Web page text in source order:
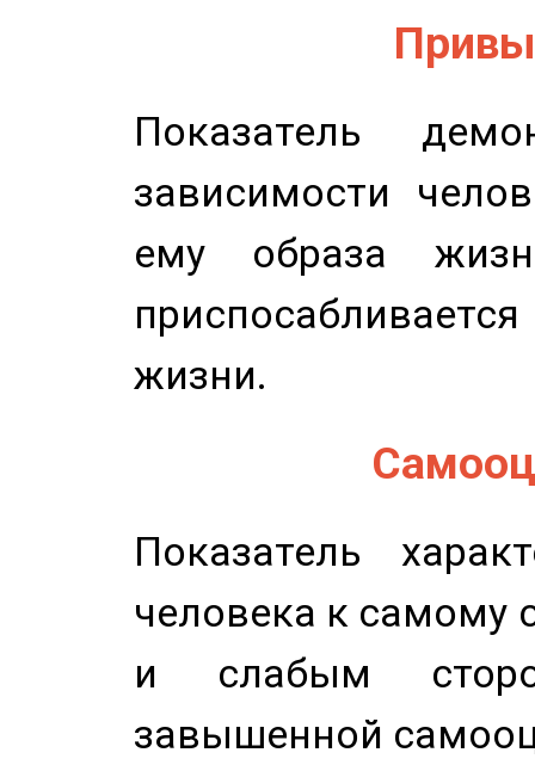
Показатель
зависимости
ему образа
жизни.
Показатель
человека к самому
и слабым
завышенной